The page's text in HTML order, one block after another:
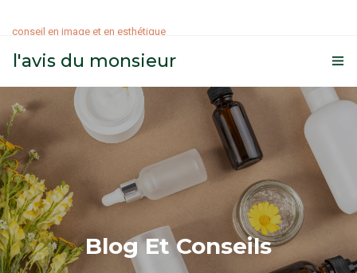
conseil en image et en esthétique
l'avis du monsieur
ATELIERS
MAQUILLAGE
BLOG
MES VALEURSBlog Et Conseils